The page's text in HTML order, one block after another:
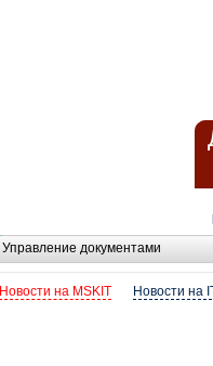
Управление документами
Новости на
Новости на MSKIT